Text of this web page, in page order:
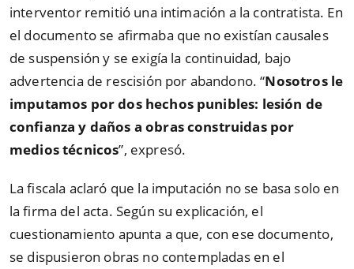
interventor remitió una intimación a la contratista. En
el documento se afirmaba que no existían causales
de suspensión y se exigía la continuidad, bajo
advertencia de rescisión por abandono. “Nosotros le
imputamos por dos hechos punibles: lesión de
confianza y daños a obras construidas por
medios técnicos”, expresó.
La fiscala aclaró que la imputación no se basa solo en
la firma del acta. Según su explicación, el
cuestionamiento apunta a que, con ese documento,
se dispusieron obras no contempladas en el